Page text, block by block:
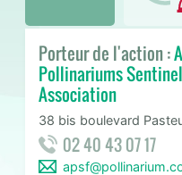
Porteur de l'action :
Pollinariums
Association
38 bis boulevard
02 40 43 07 17